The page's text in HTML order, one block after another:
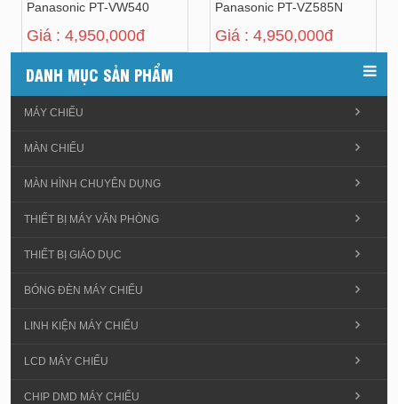
Panasonic PT-VW540
Giá : 4,950,000đ
Panasonic PT-VZ585N
Giá : 4,950,000đ
DANH MỤC SẢN PHẨM
MÁY CHIẾU
MÀN CHIẾU
MÀN HÌNH CHUYÊN DỤNG
THIẾT BỊ MÁY VĂN PHÒNG
THIẾT BỊ GIÁO DỤC
BÓNG ĐÈN MÁY CHIẾU
LINH KIỆN MÁY CHIẾU
LCD MÁY CHIẾU
CHIP DMD MÁY CHIẾU